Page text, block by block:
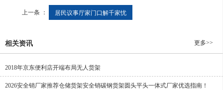
上一条 ： 居民议事厅家门口解千家忧
相关资讯 更多>>
2018年京东便利店开端布局无人货架
2026安全销厂家推荐仓储货架安全销碳钢货架圆头平头一体式厂家优选指南！